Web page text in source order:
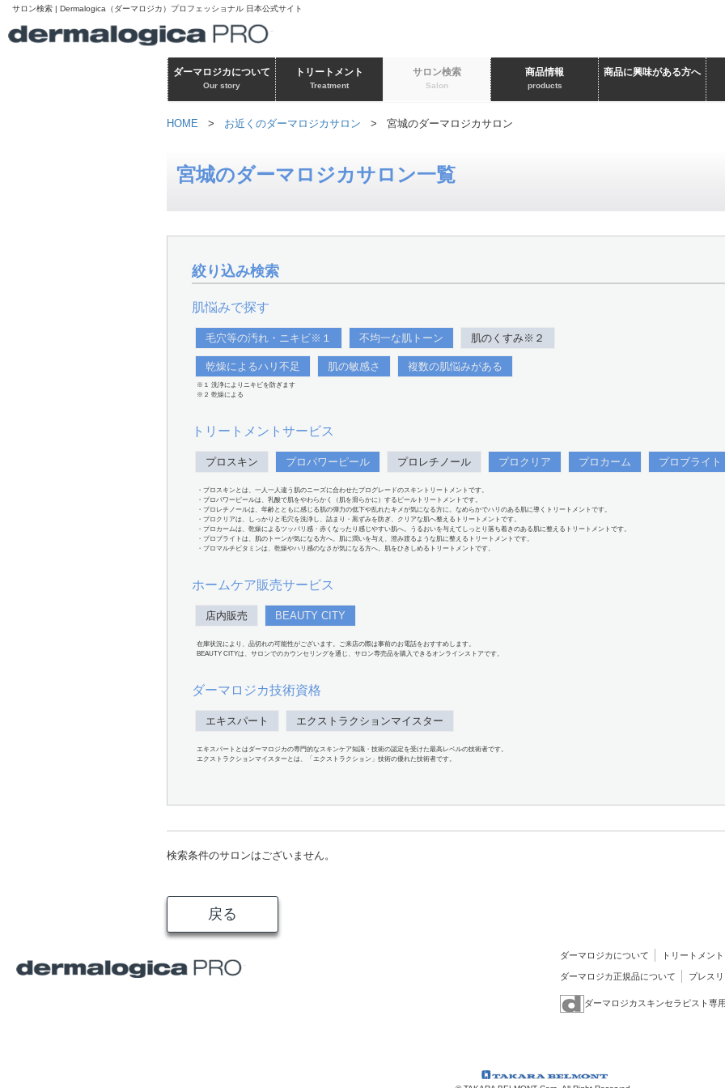
サロン検索 | Dermalogica（ダーマロジカ）プロフェッショナル 日本公式サイト
ダーマロジカについて
Our story
トリートメント
Treatment
サロン検索
Salon
商品情報
products
商品に興味がある方へ
HOME > お近くのダーマロジカサロン > 宮城のダーマロジカサロン
宮城のダーマロジカサロン一覧
絞り込み検索
肌悩みで探す
毛穴等の汚れ・ニキビ※１ 不均一な肌トーン 肌のくすみ※２
乾燥によるハリ不足 肌の敏感さ 複数の肌悩みがある
※１ 洗浄によりニキビを防ぎます
※２ 乾燥による
トリートメントサービス
プロスキン プロパワーピール プロレチノール プロクリア プロカーム プロブライト
・プロスキンとは、一人一人違う肌のニーズに合わせたプログレードのスキントリートメントです。
・プロパワーピールは、乳酸で肌をやわらかく（肌を滑らかに）するピールトリートメントです。
・プロレチノールは、年齢とともに感じる肌の弾力の低下や乱れたキメが気になる方に。なめらかでハリのある肌に導くトリートメントです。
・プロクリアは、しっかりと毛穴を洗浄し、詰まり・黒ずみを防ぎ、クリアな肌へ整えるトリートメントです。
・プロカームは、乾燥によるツッパリ感・赤くなったり感じやすい肌へ。うるおいを与えてしっとり落ち着きのある肌に整えるトリートメントです。
・プロブライトは、肌のトーンが気になる方へ。肌に潤いを与え、澄み渡るような肌に整えるトリートメントです。
・プロマルチビタミンは、乾燥やハリ感のなさが気になる方へ。肌をひきしめるトリートメントです。
ホームケア販売サービス
店内販売 BEAUTY CITY
在庫状況により、品切れの可能性がございます。ご来店の際は事前のお電話をおすすめします。
BEAUTY CITYは、サロンでのカウンセリングを通じ、サロン専売品を購入できるオンラインストアです。
ダーマロジカ技術資格
エキスパート エクストラクションマイスター
エキスパートとはダーマロジカの専門的なスキンケア知識・技術の認定を受けた最高レベルの技術者です。
エクストラクションマイスターとは、「エクストラクション」技術の優れた技術者です。
検索条件のサロンはございません。
戻る
ダーマロジカについて トリートメント
ダーマロジカ正規品について プレス
ダーマロジカスキンセラピスト専